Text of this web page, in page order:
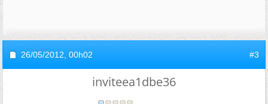
26/05/2012, 00h02 #3
inviteea1dbe36